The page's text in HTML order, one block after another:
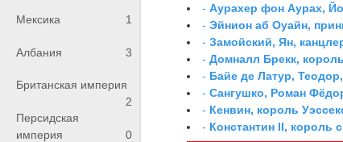
Мексика 1
Албания 3
Британская империя
2
Персидская
империя
0
-Аурахер фон Аурах,
-Эйнион аб Оуайн,
-Замойский, Ян,
-Домналл Брекк,
- Байе де Латур,
-Сангушко, Роман
- Кенвин, король
- Константин II, король